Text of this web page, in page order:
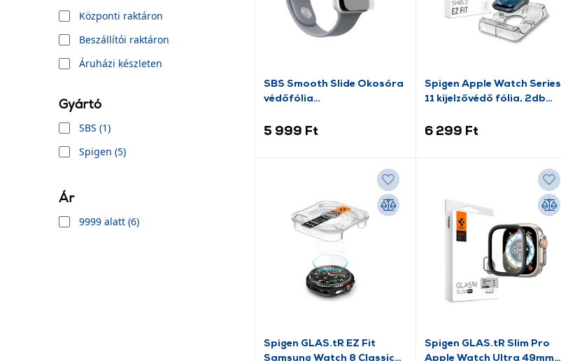
Központi raktáron
Beszállítói raktáron
Áruházi készleten
Gyártó
SBS (1)
Spigen (5)
Ár
9999 alatt (6)
SBS Smooth Slide Okosóra
védőfólia
5 999 Ft
Spigen Apple Watch Series
11 kijelzővédő fólia, 2db
6 299 Ft
Spigen GLAS.tR EZ Fit
Samsung Watch 8 Classic
Spigen GLAS.tR Slim Pro
Apple Watch Ultra 49mm